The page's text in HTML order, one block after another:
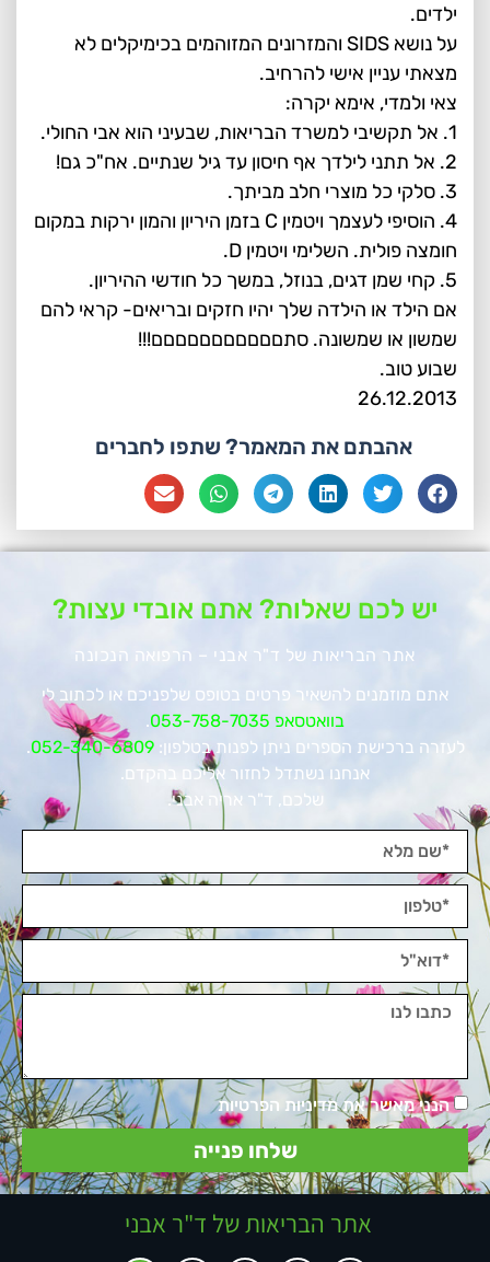
ילדים.
על נושא SIDS והמזרונים המזוהמים בכימיקלים לא
מצאתי עניין אישי להרחיב.
צאי ולמדי, אימא יקרה:
1. אל תקשיבי למשרד הבריאות, שבעיני הוא אבי החולי.
2. אל תתני לילדך אף חיסון עד גיל שנתיים. אח"כ גם!
3. סלקי כל מוצרי חלב מביתך.
4. הוסיפי לעצמך ויטמין C בזמן היריון והמון ירקות במקום
חומצה פולית. השלימי ויטמין D.
5. קחי שמן דגים, בנוזל, במשך כל חודשי ההיריון.
אם הילד או הילדה שלך יהיו חזקים ובריאים- קראי להם
שמשון או שמשונה. סתםםםםםםםםםםם!!!
שבוע טוב.
26.12.2013
אהבתם את המאמר? שתפו לחברים
יש לכם שאלות? אתם אובדי עצות?
אתר הבריאות של ד"ר אבני – הרפואה הנכונה
אתם מוזמנים להשאיר פרטים בטופס שלפניכם או לכתוב לי
בוואטסאפ 053-758-7035
.
לעזרה ברכישת הספרים ניתן לפנות בטלפון:052-340-6809
.
אנחנו נשתדל לחזור אליכם בהקדם.
שלכם, ד"ר אריה אבני.
הנני מאשר את מדיניות הפרטיות
שלחו פנייה
אתר הבריאות של ד"ר אבני